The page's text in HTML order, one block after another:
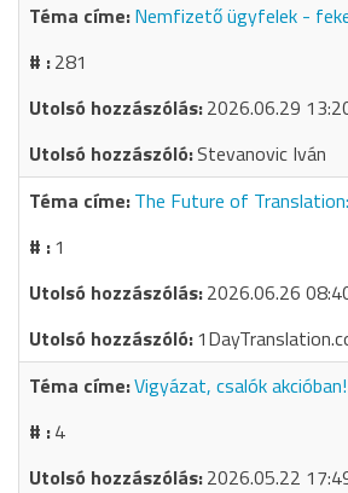
Nemfizető ügyfelek -
281
2026.06.29
Stevanovic Iván
The Future of Translation:
1
2026.06.26
Vigyázat, csalók akcióban!
4
2026.05.22